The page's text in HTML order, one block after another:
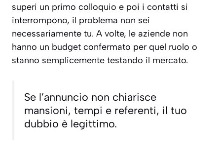
superi un primo colloquio e poi i contatti si
interrompono, il problema non sei
necessariamente tu. A volte, le aziende non
hanno un budget confermato per quel ruolo o
stanno semplicemente testando il mercato.
Se l’annuncio non chiarisce
mansioni, tempi e referenti, il tuo
dubbio è legittimo.